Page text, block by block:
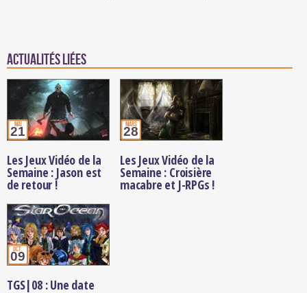
Actualités Liées
mai
21
Les Jeux Vidéo de la
Semaine : Jason est
de retour !
mars
28
Les Jeux Vidéo de la
Semaine : Croisière
macabre et J-RPGs !
oct.
09
TGS|08 : Une date